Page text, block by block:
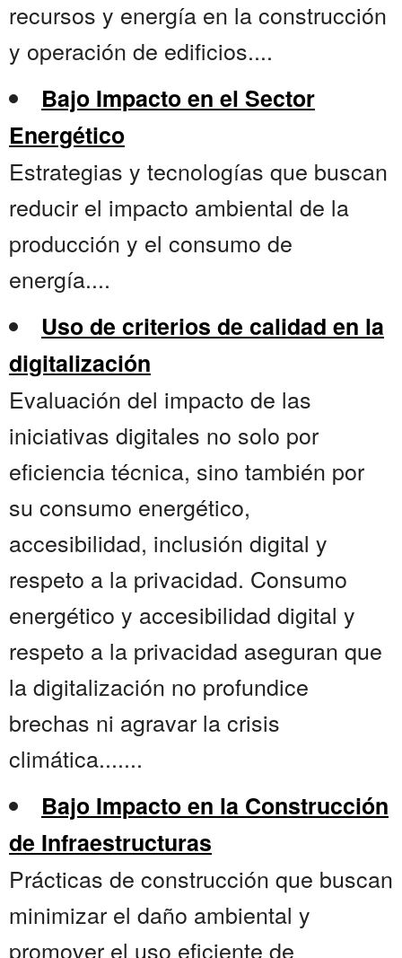
recursos y energía en la construcción
y operación de edificios....
Bajo Impacto en el Sector
Energético
Estrategias y tecnologías que buscan
reducir el impacto ambiental de la
producción y el consumo de
energía....
Uso de criterios de calidad en la
digitalización
Evaluación del impacto de las
iniciativas digitales no solo por
eficiencia técnica, sino también por
su consumo energético,
accesibilidad, inclusión digital y
respeto a la privacidad. Consumo
energético y accesibilidad digital y
respeto a la privacidad aseguran que
la digitalización no profundice
brechas ni agravar la crisis
climática.......
Bajo Impacto en la Construcción
de Infraestructuras
Prácticas de construcción que buscan
minimizar el daño ambiental y
promover el uso eficiente de